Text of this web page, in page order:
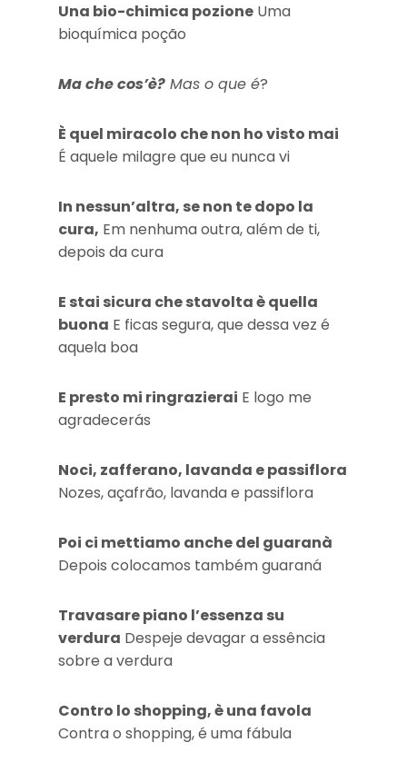
Una bio-chimica pozione Uma
bioquímica poção
Ma che cos’è? Mas o que é?
È quel miracolo che non ho visto mai
É aquele milagre que eu nunca vi
In nessun’altra, se non te dopo la
cura, Em nenhuma outra, além de ti,
depois da cura
E stai sicura che stavolta è quella
buona E ficas segura, que dessa vez é
aquela boa
E presto mi ringrazierai E logo me
agradecerás
Noci, zafferano, lavanda e passiflora
Nozes, açafrão, lavanda e passiflora
Poi ci mettiamo anche del guaranà
Depois colocamos também guaraná
Travasare piano l’essenza su
verdura Despeje devagar a essência
sobre a verdura
Contro lo shopping, è una favola
Contra o shopping, é uma fábula